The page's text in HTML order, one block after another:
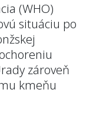
(WHO)
situáciu po
zároveň
kmeňu